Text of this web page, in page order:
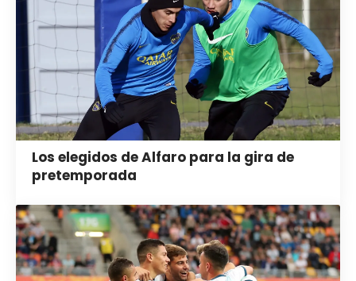
Los elegidos de Alfaro para la gira de
pretemporada